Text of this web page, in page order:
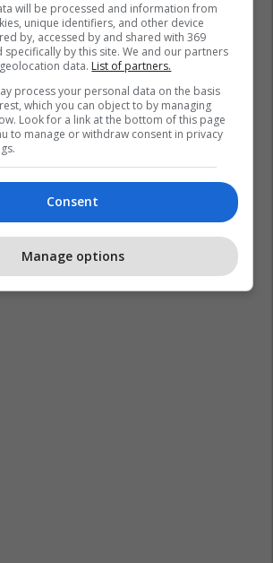
will be processed and information from
unique identifiers, and other device
by, accessed by and shared with 369
specifically by this site. We and our partners
data. List of partners.
process your personal data on the basis
which you can object to by managing
Look for a link at the bottom of this page
to manage or withdraw consent in privacy
Consent
Manage options